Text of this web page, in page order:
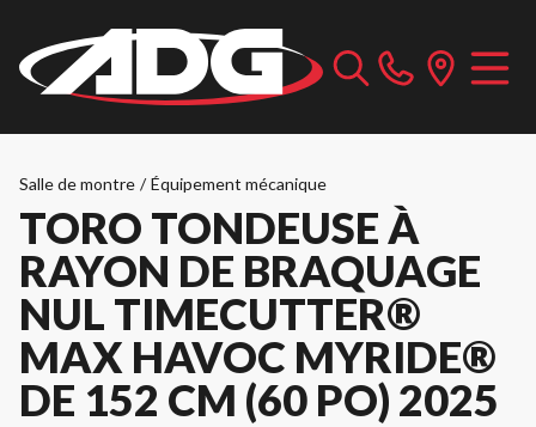
Salle de montre / Équipement mécanique
TORO TONDEUSE À
RAYON DE BRAQUAGE
NUL TIMECUTTER®
MAX HAVOC MYRIDE®
DE 152 CM (60 PO) 2025